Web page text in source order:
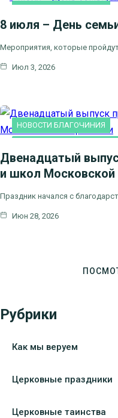
8 июля – День
Мероприятия, которые
Июл 3, 2026
НОВОСТИ БЛАГОЧИНИЯ
Двенадцатый
и школ Московской
Праздник начался с
Июн 28, 2026
Рубрики
Как мы веруем
Церковные праздники
Церковные таинства